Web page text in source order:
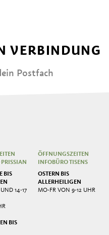
VERBINDUNG
Postfach
BIS
14-17
BIS
ÖFFNUNGSZEITEN
INFOBÜRO TISENS
OSTERN BIS
ALLERHEILIGEN
MO-FR VON 9-12 UHR